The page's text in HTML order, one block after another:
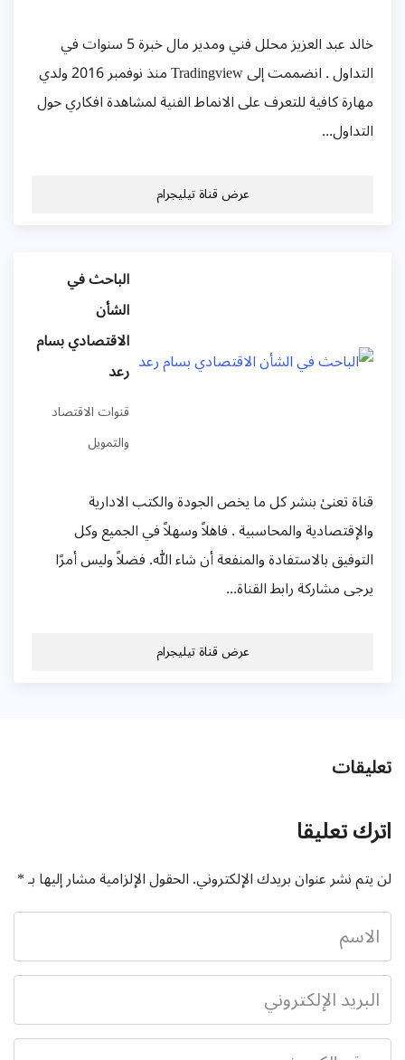
خالد عبد العزيز محلل فني ومدير مال خبرة 5 سنوات في
التداول . انضممت إلى Tradingview منذ نوفمبر 2016 ولدي
مهارة كافية للتعرف على الانماط الفنية لمشاهدة افكاري حول
التداول...
عرض قناة تيليجرام
الباحث في
الشأن
الاقتصادي بسام
رعد
قنوات الاقتصاد
والتمويل
قناة تعنىٰ بنشر كل ما يخص الجودة والكتب الادارية
والإقتصادية والمحاسبية . فاهلاً وسهلاً في الجميع وكل
التوفيق بالاستفادة والمنفعة أن شاء الله. فضلاً وليس أمرًا
يرجى مشاركة رابط القناة...
عرض قناة تيليجرام
تعليقا
نشر عنوان بريدك الإلكتروني.الحقول الإلزامية مشار إليها بـ*